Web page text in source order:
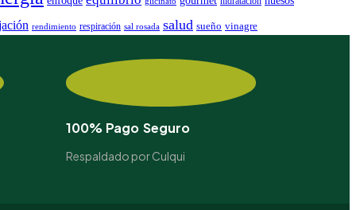
rendimiento respiración sal rosada salud sueño vinagre
100% Pago Seguro
Respaldado por Culqui